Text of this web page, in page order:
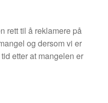
rett til å reklamere på
og dersom vi er
etter at mangelen er